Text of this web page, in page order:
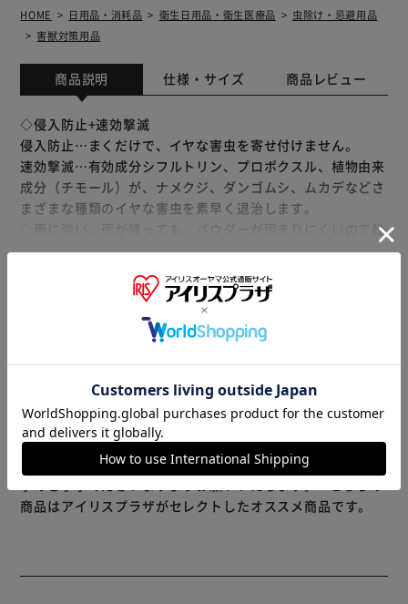
HOME 日用品・消耗品 衛生日用品・衛生医療品
虫除け・忌避用品
害獣対策用品
商品説明 仕様・サイズ 商品レビュー
◇侵入防止+速効撃滅
侵入防止…まくだけで、イヤな害虫を寄せ付けません。
速効撃滅…有効成分シフルトリン、プロポクスル、植物由来
成分（チモール）が、ナメクジ、ダンゴムシ、ムカデなどさ
まざまな種類のイヤな害虫を素早く退治します。
◇雨に強い。雨が降っても、パウダーが固まりにくいので殺
虫&侵入防止効果が持続します。
◇舞い散らない。舞い散りを抑えた粉タイプ処方です。
◇目立たず、ニオイも少ない。
◇ニオイが少なく、土にまいても目立たない粉タイプです。
もっと見る
※製品は予告なく仕様を変更する場合がございます。あらか
じめご了承ください。
※当商品はお取り寄せ品の為、在庫の確認及び商品のお届け
までお時間を頂く場合がございます。
また、商品がメーカーにて完売となっていた場合、キャンセ
ル又は注文内容の変更をお願いいたしております。
商品はアイリスプラザがセレクトしたオススメ商品です。